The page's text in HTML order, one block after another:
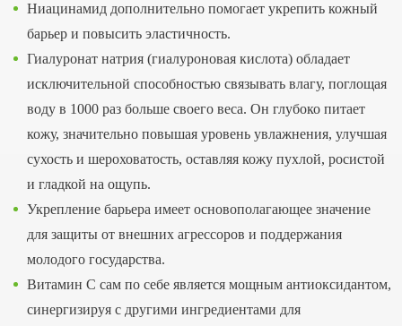
Ниацинамид дополнительно помогает укрепить кожный
барьер и повысить эластичность.
Гиалуронат натрия (гиалуроновая кислота) обладает
исключительной способностью связывать влагу, поглощая
воду в 1000 раз больше своего веса. Он глубоко питает
кожу, значительно повышая уровень увлажнения, улучшая
сухость и шероховатость, оставляя кожу пухлой, росистой
и гладкой на ощупь.
Укрепление барьера имеет основополагающее значение
для защиты от внешних агрессоров и поддержания
молодого государства.
Витамин С сам по себе является мощным антиоксидантом,
синергизируя с другими ингредиентами для